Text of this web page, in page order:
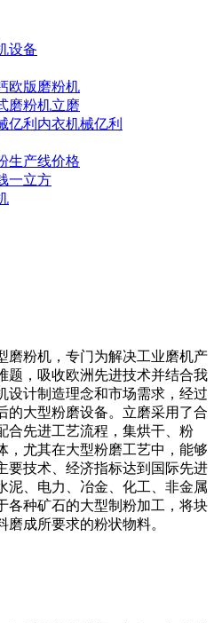
设备
欧版磨粉机
磨粉机立磨
亿利内衣机械亿利
生产线价格
一立方
磨粉机，专门为解决工业磨机产
题，吸收欧洲先进技术并结合我
设计制造理念和市场需求，经过
的大型粉磨设备。立磨采用了合
合先进工艺流程，集烘干、粉
，尤其在大型粉磨工艺中，能够
要技术、经济指标达到国际先进
泥、电力、冶金、化工、非金属
各种矿石的大型制粉加工，将块
成所要求的粉状物料。